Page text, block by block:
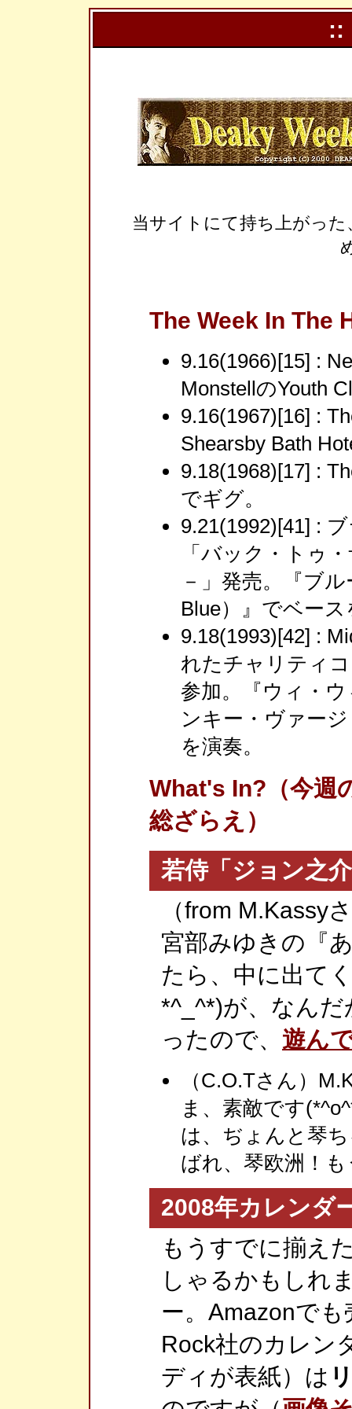
::
当サイトにて持ち上がっ
The Week In The
9.16(1966)[15] :
MonstellのYouth
9.16(1967)[16] :
Shearsby Bath
9.18(1968)[17] :
でギグ。
9.21(1992)[41] :
「バック・トゥ
－」発売。『ブ
Blue）』でベー
9.18(1993)[42] :
れたチャリティ
参加。『ウィ・
ンキー・ヴァー
を演奏。
What's In?（今週
総ざらえ）
若侍「ジョン之
（from M.Kassy
宮部みゆきの『
たら、中に出て
*^_^*)が、なん
ったので、 遊ん
（C.O.Tさん）
ま、素敵です
は、ぢょんと琴
ばれ、琴欧洲！
2008年カレンダ
もうすでに揃え
しゃるかもしれ
ー。Amazonで
Rock社のカレン
ディが表紙）は